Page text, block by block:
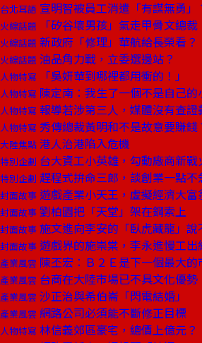
台北耳語 宣明智被員工消遣「有謀無勇」
火線話題 「矽谷壞男孩」氣走甲骨文總裁
火線話題 新政府「修理」華航給長榮看？
火線話題 油品角力戰，立委選邊站？
人物特寫 「吳妍華到哪裡都用衝的！」
人物特寫 陳定南：我生了一個不是自己的
人物特寫 報導若涉第三人，媒體沒有查證
人物特寫 秀傳總裁黃明和不是故意要賺錢
大陸焦點 港人治港陷入危機
特別企劃 台大資工小英雄，勾動廠商新戰
特別企劃 趕程式拚命三郎，談創業一點不
封面故事 遊戲產業小天王，虛擬經濟大富
封面故事 劉柏園把「天堂」架在鋼索上
封面故事 施文進向李安的「臥虎藏龍」說
封面故事 遊戲界的施崇棠，李永進慢工出
產業風雲 陳丕宏：Ｂ２Ｅ是下一個最大的
產業風雲 台商在大陸市場已不具文化優勢
產業風雲 沙正治與希伯崙「閃電結婚」
產業風雲 網路公司必須能不斷修正目標
人物特寫 林信義郊區豪宅，總價上億元？